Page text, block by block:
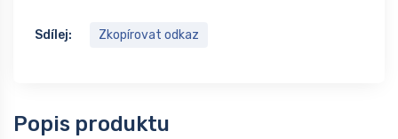
Sdílej: Zkopírovat odkaz
Popis produktu